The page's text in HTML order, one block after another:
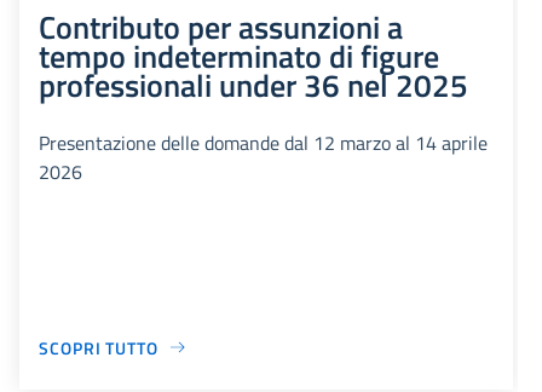
Contributo per assunzioni a
tempo indeterminato di figure
professionali under 36 nel 2025
Presentazione delle domande dal 12 marzo al 14 aprile
2026
SCOPRI TUTTO